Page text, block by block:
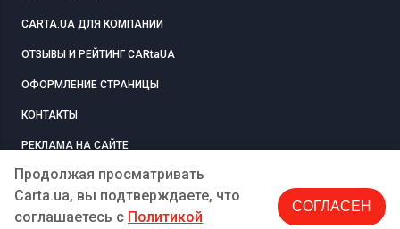
Продолжая просматривать
Carta.ua, вы подтверждаете, что
соглашаетесь c Политикой
СОГЛАСЕН
CARTA.UA ДЛЯ КОМПАНИИ
ОТЗЫВЫ И РЕЙТИНГ CARtaUA
ОФОРМЛЕНИЕ СТРАНИЦЫ
КОНТАКТЫ
РЕКЛАМА НА САЙТЕ
РЕГИСТРАЦИЯ КОМПАНИЮ